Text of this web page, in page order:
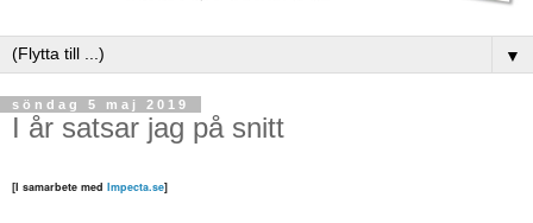
▼
söndag 5 maj 2019
I år satsar jag på snitt
[I samarbete med Impecta.se]